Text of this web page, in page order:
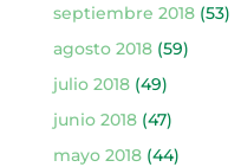
septiembre 2018(53)
agosto 2018(59)
julio 2018(49)
junio 2018(47)
mayo 2018(44)